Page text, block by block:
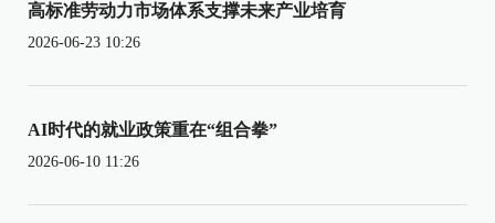
高标准劳动力市场体系支撑未来产业培育
2026-06-23 10:26
AI时代的就业政策重在“组合拳”
2026-06-10 11:26